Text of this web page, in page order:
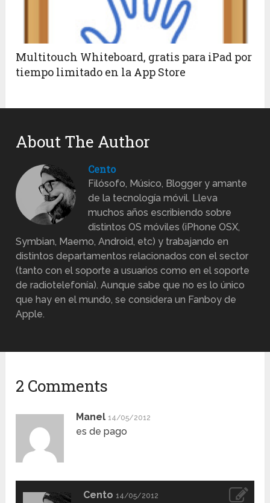
Multitouch Whiteboard, gratis para iPad por
tiempo limitado en la App Store
About The Author
Cento
Filósofo, Músico, Blogger y amante
de la tecnología móvil. Lleva
muchos años escribiendo sobre
distintos OS móviles (iPhone OSX,
Symbian, Maemo, Android, etc) y trabajando en
distintos departamentos relacionados con el sector
(tanto con el soporte a usuarios como en el soporte
de radiotelefonía). Aunque sabe que no es lo único
que hay en el mundo, se considera un Fanboy de
Apple.
2 Comments
Manel 14/05/2012
es de pago
Cento 14/05/2012